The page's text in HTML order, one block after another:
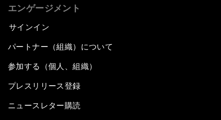
エンゲージメント
サインイン
パートナー（組織）について
参加する（個人、組織）
プレスリリース登録
ニュースレター購読